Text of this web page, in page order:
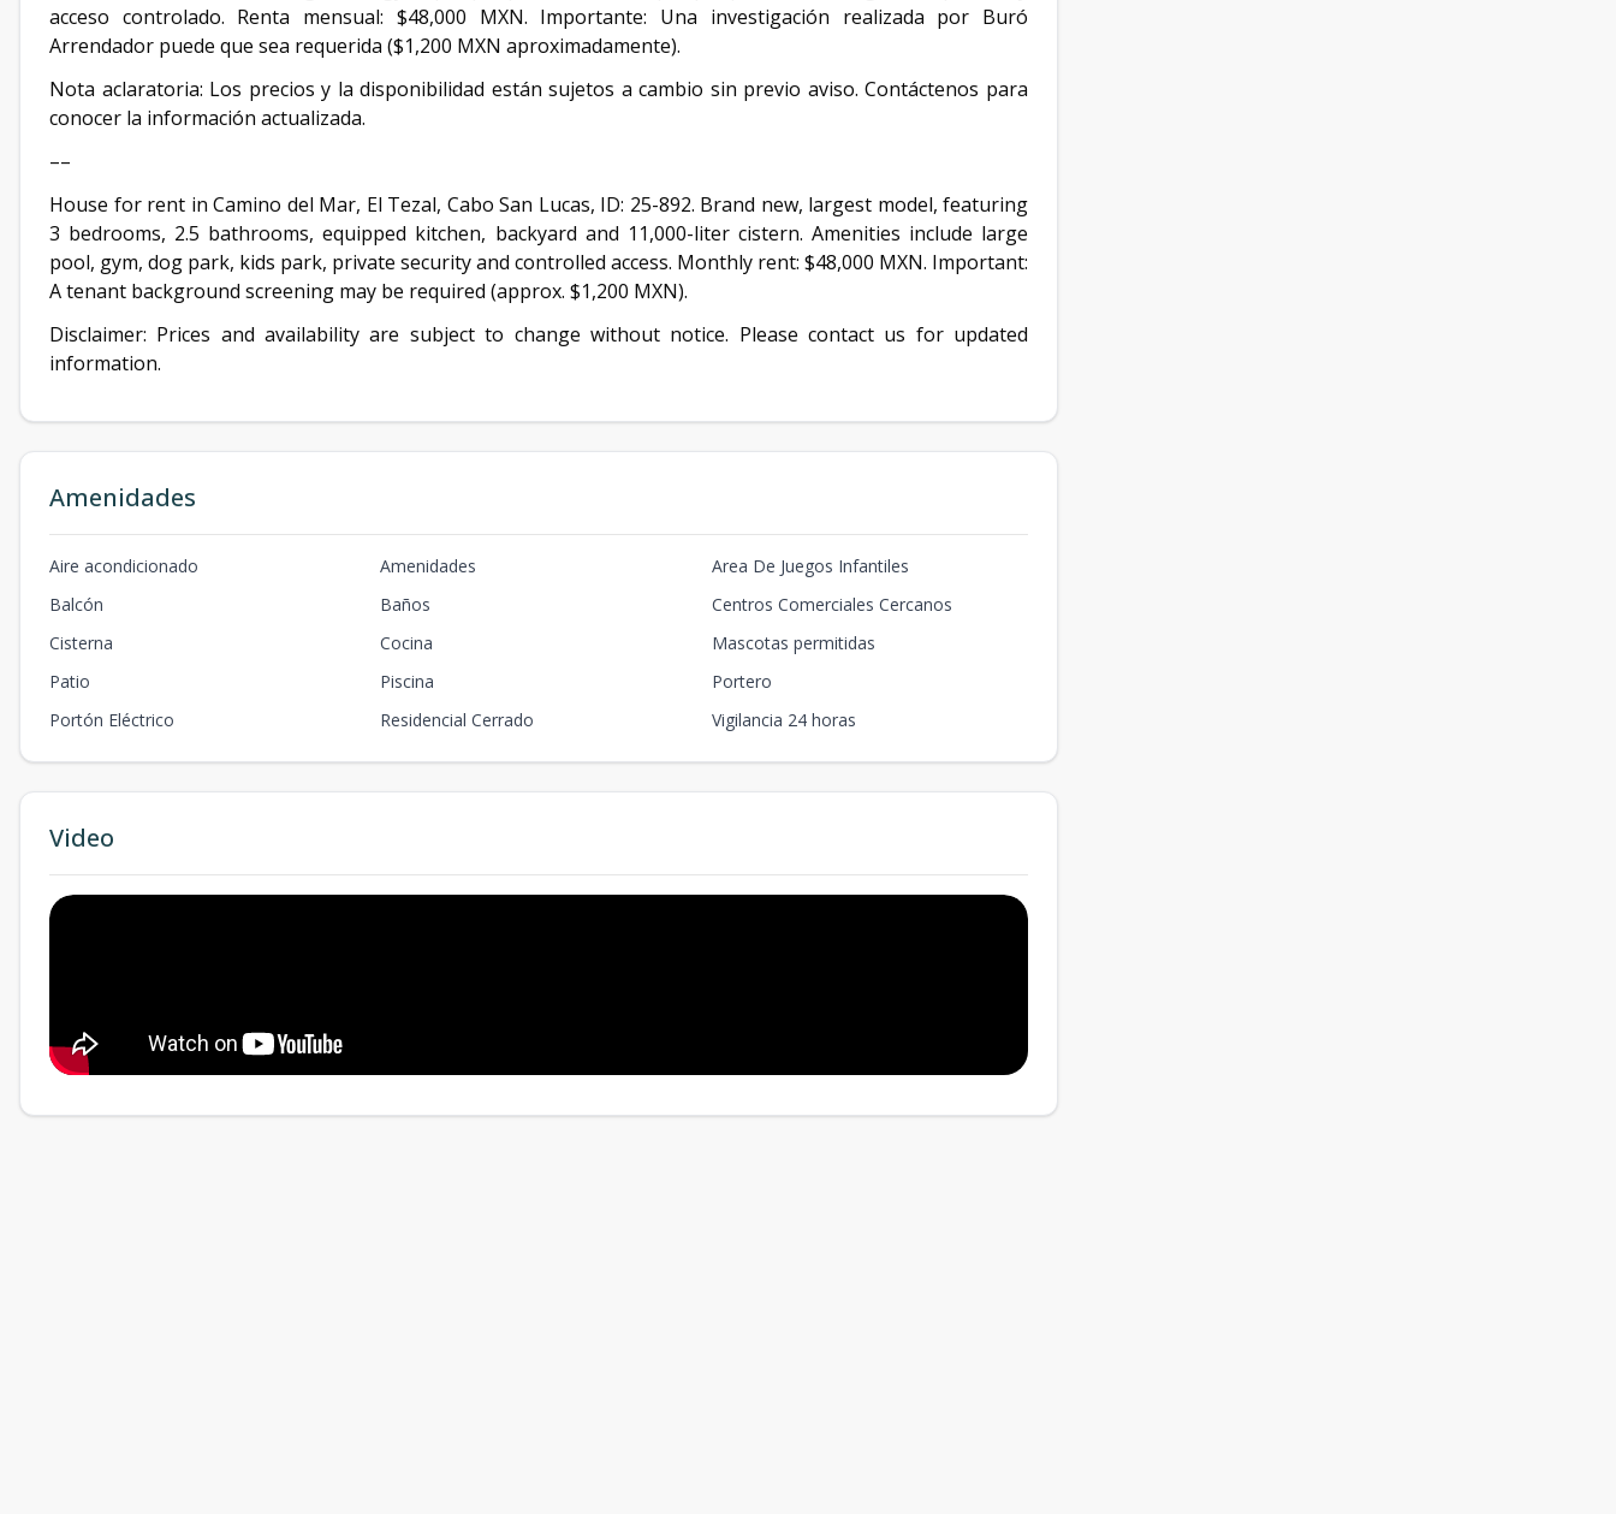
acceso controlado. Renta mensual: $48,000 MXN. Importante: Una investigación realizada por Buró
Arrendador puede que sea requerida ($1,200 MXN aproximadamente).
Nota aclaratoria: Los precios y la disponibilidad están sujetos a cambio sin previo aviso. Contáctenos para
conocer la información actualizada.
––
House for rent in Camino del Mar, El Tezal, Cabo San Lucas, ID: 25-892. Brand new, largest model, featuring
3 bedrooms, 2.5 bathrooms, equipped kitchen, backyard and 11,000-liter cistern. Amenities include large
pool, gym, dog park, kids park, private security and controlled access. Monthly rent: $48,000 MXN. Important:
A tenant background screening may be required (approx. $1,200 MXN).
Disclaimer: Prices and availability are subject to change without notice. Please contact us for updated
information.
Amenidades
Aire acondicionado Amenidades
Area De Juegos Infantiles
Balcón
Baños
Centros Comerciales Cercanos
Cisterna
Cocina
Mascotas permitidas
Patio
Piscina
Portero
Portón Eléctrico
Residencial Cerrado Vigilancia 24 horas
Video